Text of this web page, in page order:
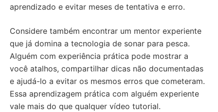
aprendizado e evitar meses de tentativa e erro.
Considere também encontrar um mentor experiente
que já domina a tecnologia de sonar para pesca.
Alguém com experiência prática pode mostrar a
você atalhos, compartilhar dicas não documentadas
e ajudá-lo a evitar os mesmos erros que cometeram.
Essa aprendizagem prática com alguém experiente
vale mais do que qualquer vídeo tutorial.